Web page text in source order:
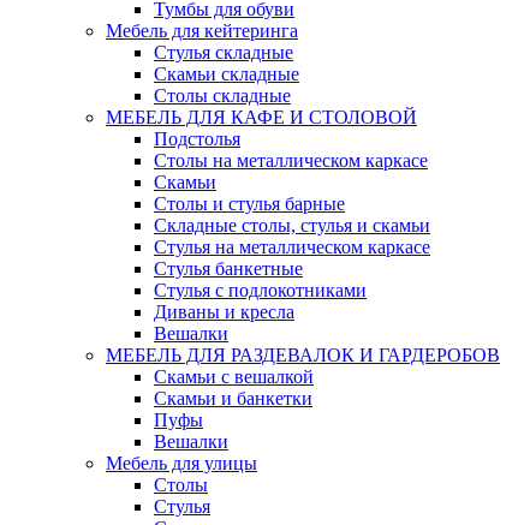
Тумбы для обуви
Мебель для кейтеринга
Стулья складные
Скамьи складные
Столы складные
МЕБЕЛЬ ДЛЯ КАФЕ И СТОЛОВОЙ
Подстолья
Столы на металлическом каркасе
Скамьи
Столы и стулья барные
Складные столы, стулья и скамьи
Стулья на металлическом каркасе
Стулья банкетные
Стулья с подлокотниками
Диваны и кресла
Вешалки
МЕБЕЛЬ ДЛЯ РАЗДЕВАЛОК И ГАРДЕРОБОВ
Скамьи с вешалкой
Скамьи и банкетки
Пуфы
Вешалки
Мебель для улицы
Столы
Стулья